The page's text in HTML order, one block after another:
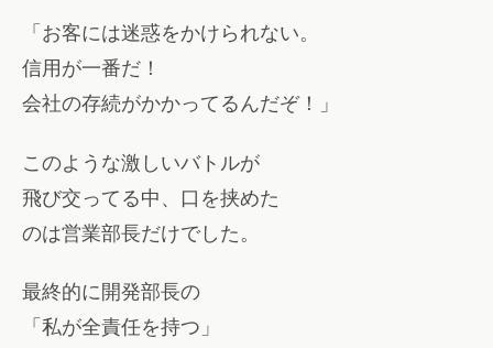
「お客には迷惑をかけられない。
信用が一番だ！
会社の存続がかかってるんだぞ！」
このような激しいバトルが
飛び交ってる中、口を挟めた
のは営業部長だけでした。
最終的に開発部長の
「私が全責任を持つ」